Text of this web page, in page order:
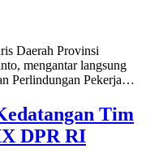
Daerah Provinsi
mengantar langsung
Perlindungan Pekerja…
Tim
DPR RI